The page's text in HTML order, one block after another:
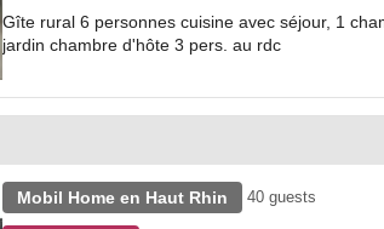
Gîte rural 6 personnes cuisine avec séjour, 1
jardin chambre d'hôte 3 pers. au rdc
Mobil Home en Haut Rhin 40 guests